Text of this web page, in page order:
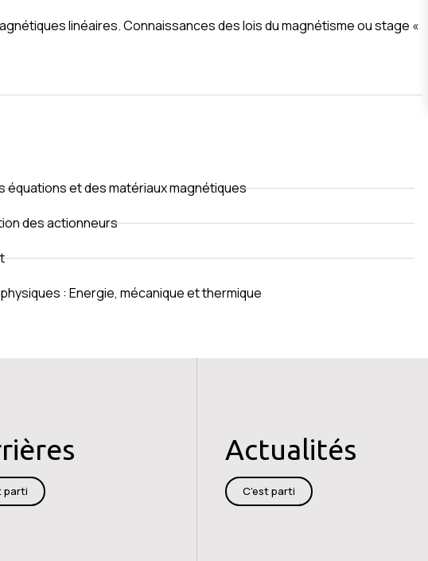
linéaires. Connaissances des lois du magnétisme ou stage «
équations et des matériaux magnétiques
des actionneurs
: Energie, mécanique et thermique
parti
Actualités
C'est parti